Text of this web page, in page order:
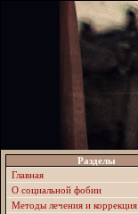
Разделы
Главная
О социальной фобии
Методы лечения и коррекция